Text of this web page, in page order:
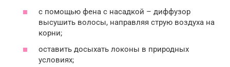
с помощью фена с насадкой – диффузор
высушить волосы, направляя струю воздуха на
корни;
оставить досыхать локоны в природных
условиях;